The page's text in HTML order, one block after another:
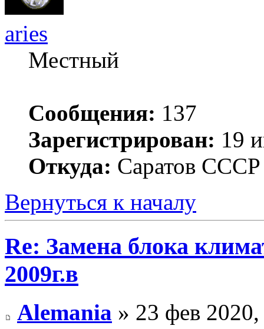
aries
Местный
Сообщения: 137
Зарегистрирован: 19
Откуда: Саратов
Вернуться к началу
Re: Замена блока
2009г.в
Alemania » 23 фев